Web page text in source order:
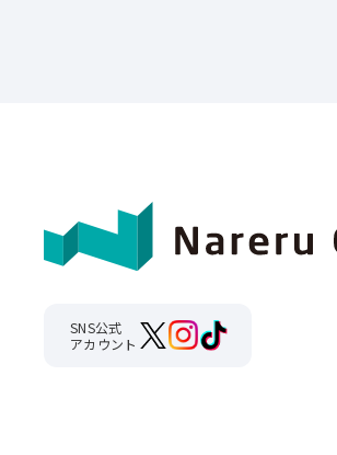
SNS公式
アカウント